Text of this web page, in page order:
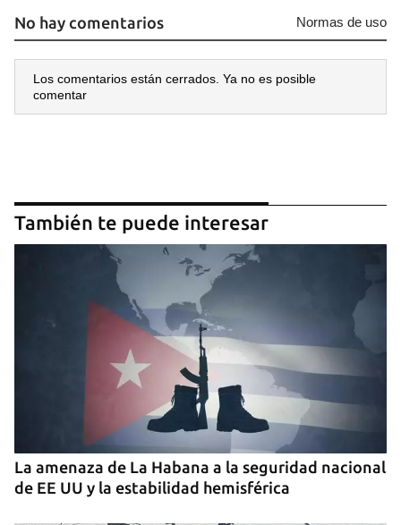
Guardar como favorito
INICIAR SESIÓN
No hay comentarios Normas de uso
Los comentarios están cerrados. Ya no es posible
comentar
También te puede interesar
La amenaza de La Habana a la seguridad nacional
de EE UU y la estabilidad hemisférica